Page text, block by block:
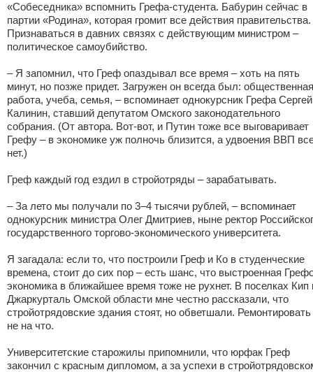
«Собеседника» вспомнить Грефа-студента. Бабурин сейчас в
партии «Родина», которая громит все действия правительства.
Признаваться в давних связях с действующим министром –
политическое самоубийство.
– Я запомнил, что Греф опаздывал все время – хоть на пять
минут, но позже придет. Загружен он всегда был: общественная
работа, учеба, семья, – вспоминает однокурсник Грефа Сергей
Калинин, ставший депутатом Омского законодательного
собрания. (От автора. Вот-вот, и Путин тоже все выговаривает
Грефу – в экономике уж полночь близится, а удвоения ВВП
нет.)
Греф каждый год ездил в стройотряды – зарабатывать.
– За лето мы получали по 3–4 тысячи рублей, – вспоминает
однокурсник министра Олег Дмитриев, ныне ректор
государственного торгово-экономического университета.
Я загадала: если то, что построили Греф и Ко в студенческие
времена, стоит до сих пор – есть шанс, что выстроенная
экономика в ближайшее время тоже не рухнет. В поселках Кип
Джаркурталь Омской области мне честно рассказали, что
стройотрядовские здания стоят, но обветшали. Ремонтировать
не на что.
Университетские старожилы припомнили, что юрфак Греф
закончил с красным дипломом, а за успехи в